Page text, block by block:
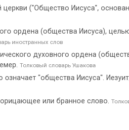
("Общество Иисуса",
ордена (общества Иисуса),
иностранных слов
духовного ордена
Толковый словарь Ушакова
"общества Иисуса".
или бранное слово.